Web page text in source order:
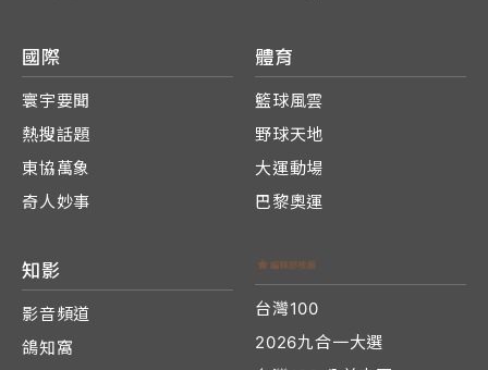
國際
寰宇要聞
熱搜話題
東協萬象
奇人妙事
體育
籃球風雲
野球天地
大運動場
巴黎奧運
知影
影音頻道
鴿知窩
台灣100
2026九合一大選